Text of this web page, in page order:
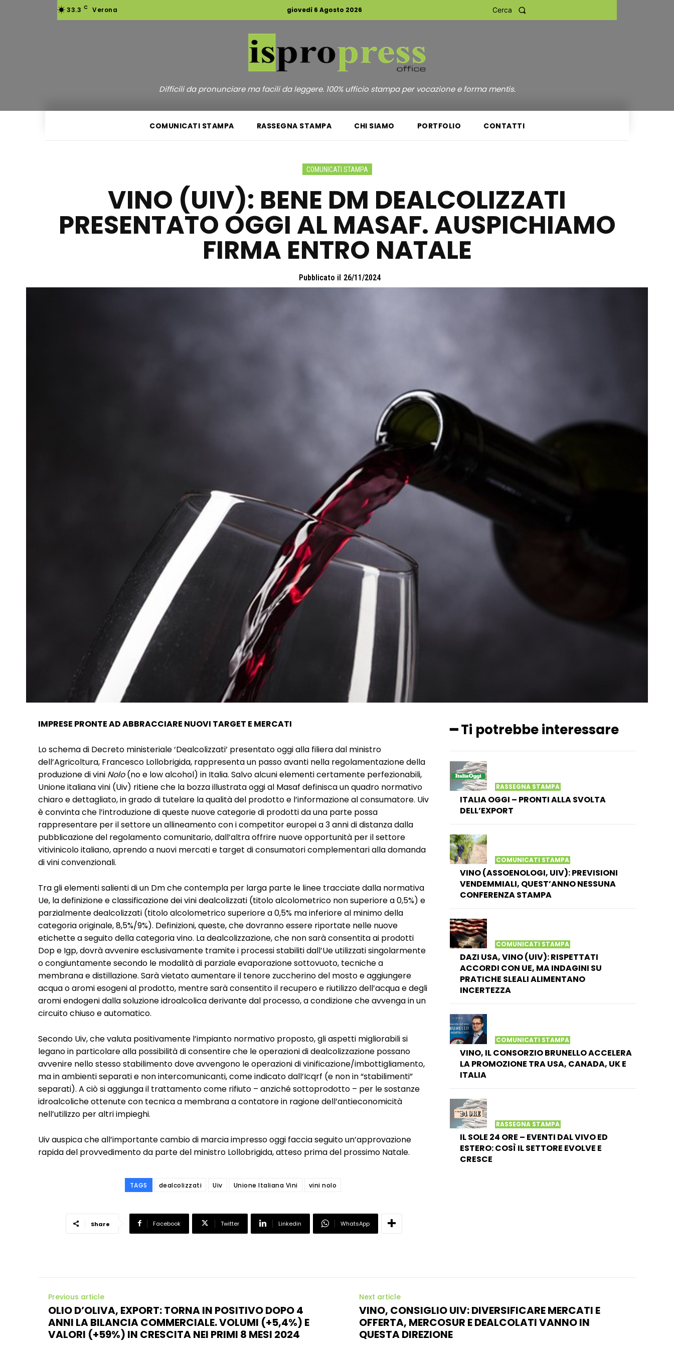
33.3 C Verona giovedì 6 Agosto 2026 Cerca
Difficili da pronunciare ma facili da leggere. 100% ufficio stampa per vocazione e forma mentis.
COMUNICATI STAMPA RASSEGNA STAMPA CHI SIAMO PORTFOLIO CONTATTI
COMUNICATI STAMPA
VINO (UIV): BENE DM DEALCOLIZZATI
PRESENTATO OGGI AL MASAF. AUSPICHIAMO
FIRMA ENTRO NATALE
Pubblicato il 26/11/2024
IMPRESE PRONTE AD ABBRACCIARE NUOVI TARGET E MERCATI
Lo schema di Decreto ministeriale ‘Dealcolizzati’ presentato oggi alla filiera dal ministro
dell’Agricoltura, Francesco Lollobrigida, rappresenta un passo avanti nella regolamentazione della
produzione di vini Nolo(no e low alcohol) in Italia. Salvo alcuni elementi certamente perfezionabili,
Unione italiana vini (Uiv) ritiene che la bozza illustrata oggi al Masaf definisca un quadro normativo
chiaro e dettagliato, in grado di tutelare la qualità del prodotto e l’informazione al consumatore. Uiv
è convinta che l’introduzione di queste nuove categorie di prodotti da una parte possa
rappresentare per il settore un allineamento con i competitor europei a 3 anni di distanza dalla
pubblicazione del regolamento comunitario, dall’altra offrire nuove opportunità per il settore
vitivinicolo italiano, aprendo a nuovi mercati e target di consumatori complementari alla domanda
di vini convenzionali.
Tra gli elementi salienti di un Dm che contempla per larga parte le linee tracciate dalla normativa
Ue, la definizione e classificazione dei vini dealcolizzati (titolo alcolometrico non superiore a 0,5%) e
parzialmente dealcolizzati (titolo alcolometrico superiore a 0,5% ma inferiore al minimo della
categoria originale, 8,5%/9%). Definizioni, queste, che dovranno essere riportate nelle nuove
etichette a seguito della categoria vino. La dealcolizzazione, che non sarà consentita ai prodotti
Dop e Igp, dovrà avvenire esclusivamente tramite i processi stabiliti dall’Ue utilizzati singolarmente
o congiuntamente secondo le modalità di parziale evaporazione sottovuoto, tecniche a
membrana e distillazione. Sarà vietato aumentare il tenore zuccherino del mosto e aggiungere
acqua o aromi esogeni al prodotto, mentre sarà consentito il recupero e riutilizzo dell’acqua e degli
aromi endogeni dalla soluzione idroalcolica derivante dal processo, a condizione che avvenga in un
circuito chiuso e automatico.
Secondo Uiv, che valuta positivamente l’impianto normativo proposto, gli aspetti migliorabili si
legano in particolare alla possibilità di consentire che le operazioni di dealcolizzazione possano
avvenire nello stesso stabilimento dove avvengono le operazioni di vinificazione/imbottigliamento,
ma in ambienti separati e non intercomunicanti, come indicato dall’Icqrf (e non in “stabilimenti”
separati). A ciò si aggiunga il trattamento come rifiuto – anziché sottoprodotto – per le sostanze
idroalcoliche ottenute con tecnica a membrana a contatore in ragione dell’antieconomicità
nell’utilizzo per altri impieghi.
Uiv auspica che all’importante cambio di marcia impresso oggi faccia seguito un’approvazione
rapida del provvedimento da parte del ministro Lollobrigida, atteso prima del prossimo Natale.
TAGS dealcolizzati Uiv Unione Italiana Vini vini nolo
Share Facebook Twitter Linkedin WhatsApp
━ Ti potrebbe interessare
RASSEGNA STAMPA
ITALIA OGGI – PRONTI ALLA SVOLTA
DELL’EXPORT
COMUNICATI STAMPA
VINO (ASSOENOLOGI, UIV): PREVISIONI
VENDEMMIALI, QUEST’ANNO NESSUNA
CONFERENZA STAMPA
COMUNICATI STAMPA
DAZI USA, VINO (UIV): RISPETTATI
ACCORDI CON UE, MA INDAGINI SU
PRATICHE SLEALI ALIMENTANO
INCERTEZZA
COMUNICATI STAMPA
VINO, IL CONSORZIO BRUNELLO ACCELERA
LA PROMOZIONE TRA USA, CANADA, UK E
ITALIA
RASSEGNA STAMPA
IL SOLE 24 ORE – EVENTI DAL VIVO ED
ESTERO: COSÌ IL SETTORE EVOLVE E
CRESCE
Previous article
OLIO D’OLIVA, EXPORT: TORNA IN POSITIVO DOPO 4
ANNI LA BILANCIA COMMERCIALE. VOLUMI (+5,4%) E
VALORI (+59%) IN CRESCITA NEI PRIMI 8 MESI 2024
Next article
VINO, CONSIGLIO UIV: DIVERSIFICARE MERCATI E
OFFERTA, MERCOSUR E DEALCOLATI VANNO IN
QUESTA DIREZIONE